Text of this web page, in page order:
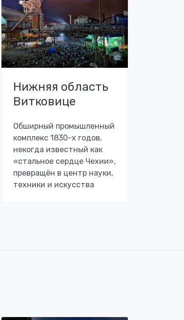
Нижняя область
Витковице
Обширный промышленный
комплекс 1830-х годов,
некогда известный как
«стальное сердце Чехии»,
превращён в центр науки,
техники и искусства